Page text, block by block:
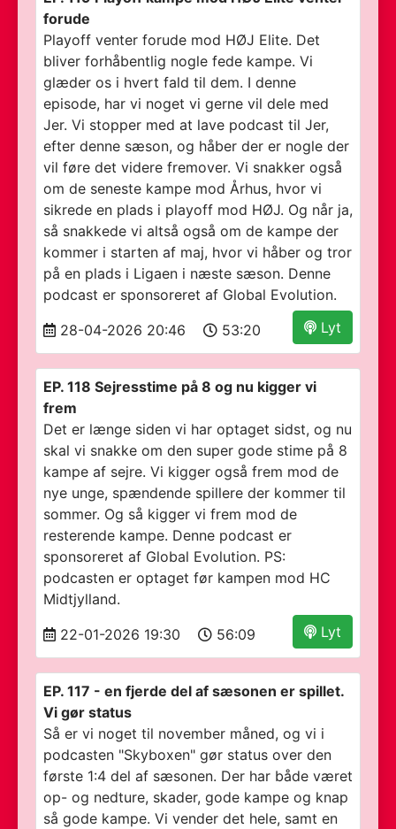
forude
Playoff venter forude mod HØJ Elite. Det
bliver forhåbentlig nogle fede kampe. Vi
glæder os i hvert fald til dem. I denne
episode, har vi noget vi gerne vil dele med
Jer. Vi stopper med at lave podcast til Jer,
efter denne sæson, og håber der er nogle der
vil føre det videre fremover. Vi snakker også
om de seneste kampe mod Århus, hvor vi
sikrede en plads i playoff mod HØJ. Og når ja,
så snakkede vi altså også om de kampe der
kommer i starten af maj, hvor vi håber og tror
på en plads i Ligaen i næste sæson. Denne
podcast er sponsoreret af Global Evolution.
Lyt
28-04-2026 20:46 53:20
EP. 118 Sejresstime på 8 og nu kigger vi
frem
Det er længe siden vi har optaget sidst, og nu
skal vi snakke om den super gode stime på 8
kampe af sejre. Vi kigger også frem mod de
nye unge, spændende spillere der kommer til
sommer. Og så kigger vi frem mod de
resterende kampe. Denne podcast er
sponsoreret af Global Evolution. PS:
podcasten er optaget før kampen mod HC
Midtjylland.
Lyt
22-01-2026 19:30 56:09
EP. 117 - en fjerde del af sæsonen er spillet.
Vi gør status
Så er vi noget til november måned, og vi i
podcasten "Skyboxen" gør status over den
første 1:4 del af sæsonen. Der har både været
op- og nedture, skader, gode kampe og knap
så gode kampe. Vi vender det hele, samt en